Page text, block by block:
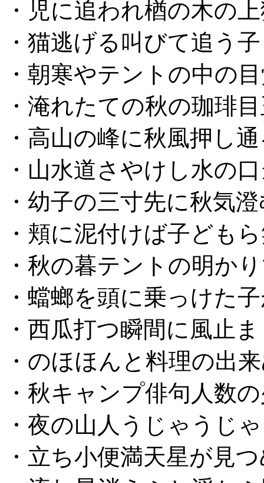
・児に追われ楢の木の
・猫逃げる叫びて追う
・朝寒やテントの中の
・淹れたての秋の珈琲
・高山の峰に秋風押し
・山水道さやけし水の
・幼子の三寸先に秋気
・頬に泥付けば子ども
・秋の暮テントの明か
・蟷螂を頭に乗っけた
・西瓜打つ瞬間に風止
・のほほんと料理の出
・秋キャンプ俳句人数
・夜の山人うじゃうじ
・立ち小便満天星が見